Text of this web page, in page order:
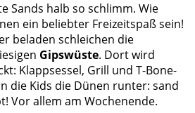
Sands halb so schlimm. Wie
ein beliebter Freizeitspaß sein!
beladen schleichen die
Gipswüste. Dort wird
Klappsessel, Grill und T-Bone-
die Kids die Dünen runter: sand
Vor allem am Wochenende.